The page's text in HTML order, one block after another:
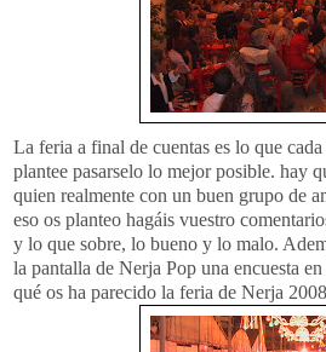
La feria a final de cuentas es lo que
plantee pasarselo lo mejor posible. hay
quien realmente con un buen grupo de
eso os planteo hagáis vuestro
y lo que sobre, lo bueno y lo malo.
la pantalla de Nerja Pop una encuesta
qué os ha parecido la feria de Nerja